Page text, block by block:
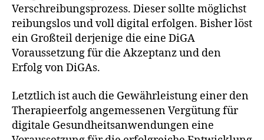
Verschreibungsprozess. Dieser sollte möglichst
reibungslos und voll digital erfolgen. Bisher löst
ein Großteil derjenige die eine DiGA
Voraussetzung für die Akzeptanz und den
Erfolg von DiGAs.
Letztlich ist auch die Gewährleistung einer den
Therapieerfolg angemessenen Vergütung für
digitale Gesundheitsanwendungen eine